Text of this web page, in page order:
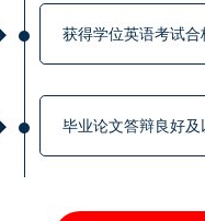
获得学位英语考试合
毕业论文答辩良好及